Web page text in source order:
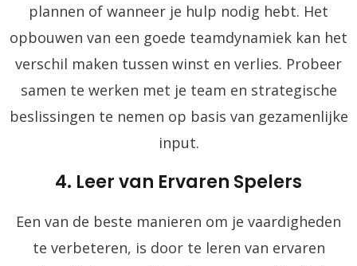
plannen of wanneer je hulp nodig hebt. Het
opbouwen van een goede teamdynamiek kan het
verschil maken tussen winst en verlies. Probeer
samen te werken met je team en strategische
beslissingen te nemen op basis van gezamenlijke
input.
4. Leer van Ervaren Spelers
Een van de beste manieren om je vaardigheden
te verbeteren, is door te leren van ervaren